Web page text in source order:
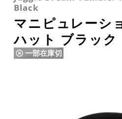
Black
マニピュレーシ
ハット ブラック
一部在庫切